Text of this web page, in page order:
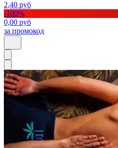
2,40 руб
-100%
0,00 руб
за промокод